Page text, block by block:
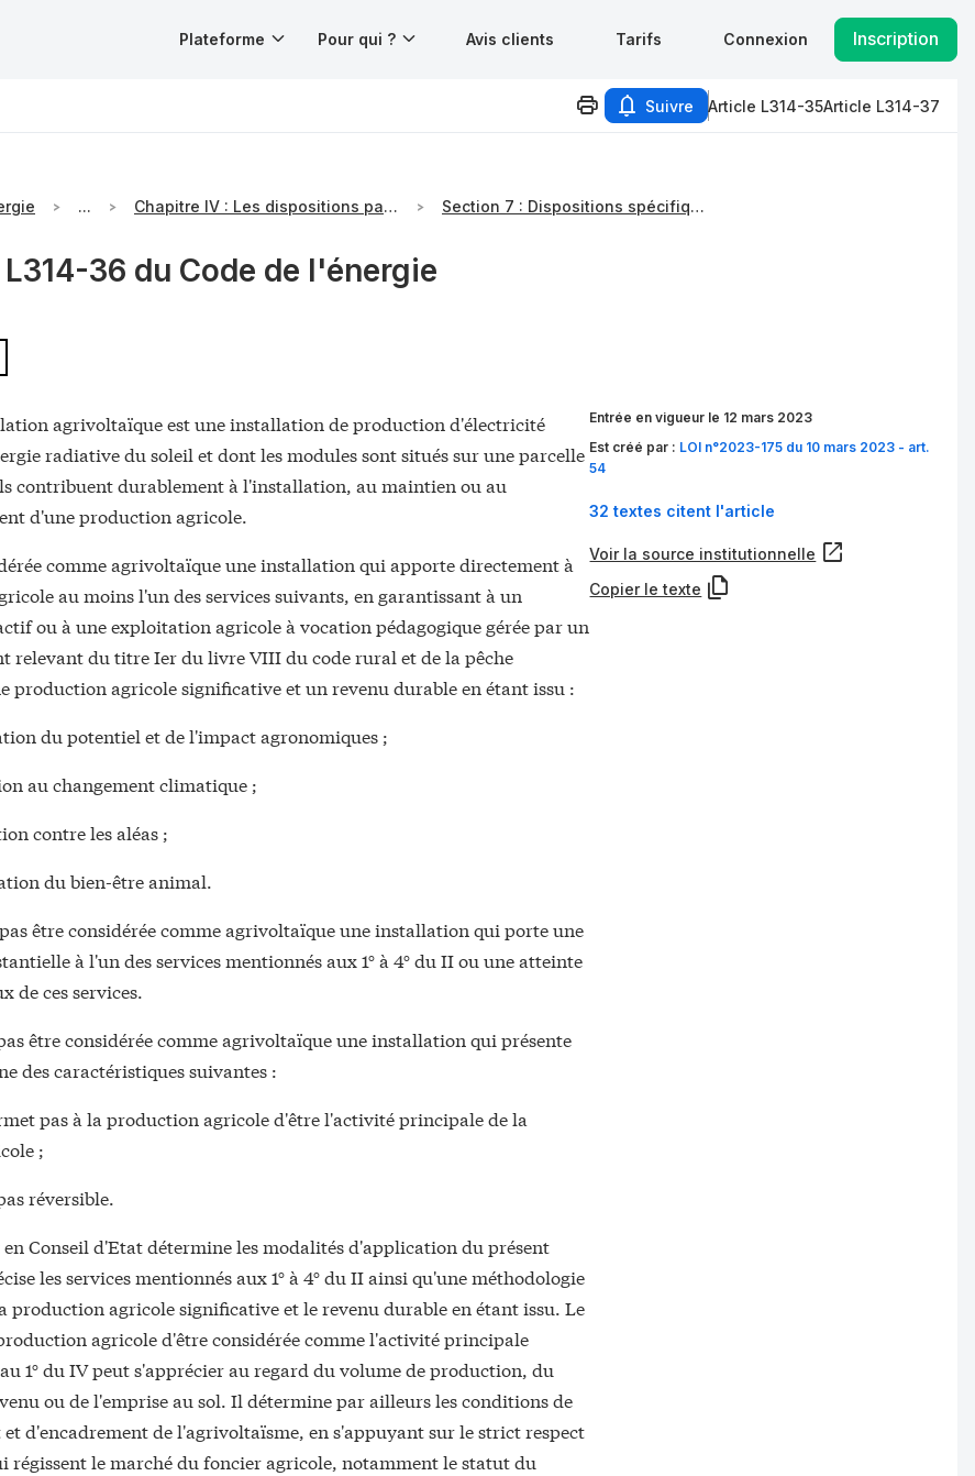
Plateforme Pour qui ? Avis clients Tarifs Connexion Inscription
Suivre Article L314-35Article L314-37
... Chapitre IV : Les dispositions particulières à l'électricité produite à partir d'énergies renouvelables Section 7 : Dispositions spécifiques à la production d'électricité à partir d'installations agrivoltaïques
36 du Code de l'énergie
agrivoltaïque est une installation de production d'électricité
radiative du soleil et dont les modules sont situés sur une parcelle
contribuent durablement à l'installation, au maintien ou au
d'une production agricole.
comme agrivoltaïque une installation qui apporte directement à
au moins l'un des services suivants, en garantissant à un
ou à une exploitation agricole à vocation pédagogique gérée par un
relevant du titre Ier du livre VIII du code rural et de la pêche
production agricole significative et un revenu durable en étant issu :
du potentiel et de l'impact agronomiques ;
au changement climatique ;
contre les aléas ;
du bien-être animal.
être considérée comme agrivoltaïque une installation qui porte une
à l'un des services mentionnés aux 1° à 4° du II ou une atteinte
de ces services.
être considérée comme agrivoltaïque une installation qui présente
des caractéristiques suivantes :
pas à la production agricole d'être l'activité principale de la
;
réversible.
en Conseil d'Etat détermine les modalités d'application du présent
les services mentionnés aux 1° à 4° du II ainsi qu'une méthodologie
production agricole significative et le revenu durable en étant issu. Le
agricole d'être considérée comme l'activité principale
1° du IV peut s'apprécier au regard du volume de production, du
ou de l'emprise au sol. Il détermine par ailleurs les conditions de
d'encadrement de l'agrivoltaïsme, en s'appuyant sur le strict respect
régissent le marché du foncier agricole, notamment le statut du
Entrée en vigueur le 12 mars 2023
Est créé par : LOI n°2023-175 du 10 mars 2023 - art.
54
32 textes citent l'article
Voir la source institutionnelle
Copier le texte